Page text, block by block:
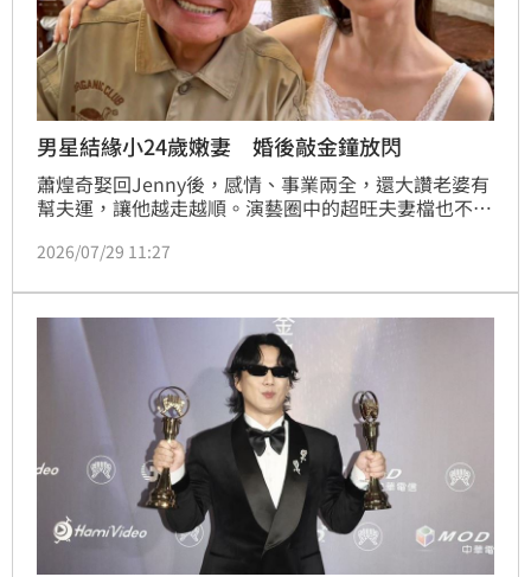
男星結緣小24歲嫩妻 婚後敲金鐘放閃
蕭煌奇娶回Jenny後，感情、事業兩全，還大讚老婆有
幫夫運，讓他越走越順。演藝圈中的超旺夫妻檔也不
鐵，以及坤達與柯佳嬿，都是具代表性的夫妻檔。
2026/07/29 11:27